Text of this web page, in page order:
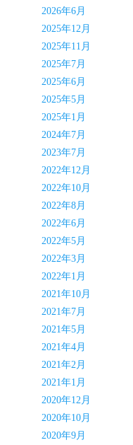
2026年6月
2025年12月
2025年11月
2025年7月
2025年6月
2025年5月
2025年1月
2024年7月
2023年7月
2022年12月
2022年10月
2022年8月
2022年6月
2022年5月
2022年3月
2022年1月
2021年10月
2021年7月
2021年5月
2021年4月
2021年2月
2021年1月
2020年12月
2020年10月
2020年9月